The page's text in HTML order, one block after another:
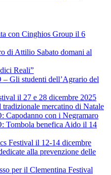
con Cinghios Group il 6
di Attilio Sabato domani al
Reali”
Gli studenti dell’Agrario del
il 27 e 28 dicembre 2025
mercatino di Natale
con i Negramaro
benefica Aido il 14
Festival il 12-14 dicembre
alla prevenzione delle
per il Clementina Festival